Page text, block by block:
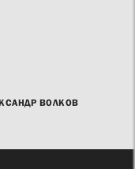
ВОЛКОВ